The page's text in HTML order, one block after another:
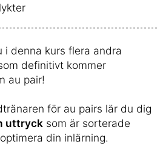
i denna kurs flera andra
definitivt kommer
au pair!
för au pairs lär du dig
uttryck som är sorterade
din inlärning.